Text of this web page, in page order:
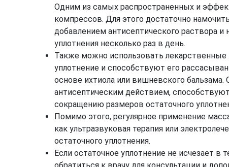
Одним из самых распространенных и
компрессов. Для этого достаточно
добавлением антисептического раствора и
уплотнения несколько раз в день.
Также можно использовать
уплотнение и способствуют его
основе ихтиола или вишневского
антисептическим действием,
сокращению размеров остаточного
Помимо этого, регулярное применение
как ультразвуковая терапия или
остаточного уплотнения.
Если остаточное уплотнение не исчезает в